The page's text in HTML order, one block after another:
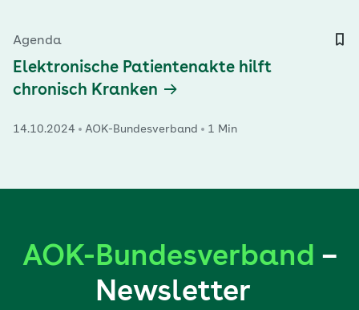
Agenda
Elektronische Patientenakte hilft
chronisch Kranken
14.10.2024 AOK-Bundesverband 1 Min
AOK-Bundesverband –
Newsletter